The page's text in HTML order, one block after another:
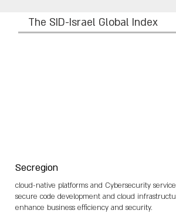
The SID-Israel Global Index
Secregion
cloud-native platforms and Cybersecurity
secure code development and cloud
enhance business efficiency and security.